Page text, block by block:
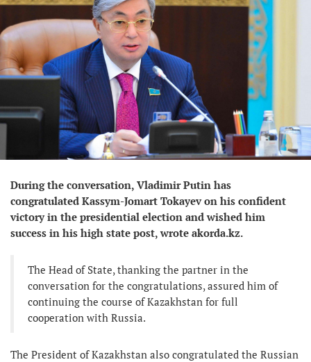
During the conversation, Vladimir Putin has
congratulated Kassym-Jomart Tokayev on his confident
victory in the presidential election and wished him
success in his high state post, wrote akorda.kz.
The Head of State, thanking the partner in the
conversation for the congratulations, assured him of
continuing the course of Kazakhstan for full
cooperation with Russia.
The President of Kazakhstan also congratulated the Russian